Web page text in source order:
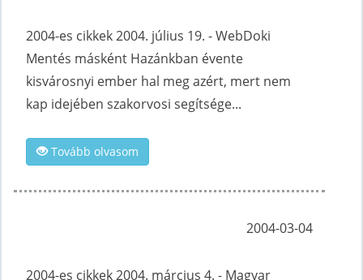
2004-es cikkek 2004. július 19. - WebDoki
Mentés másként Hazánkban évente
kisvárosnyi ember hal meg azért, mert nem
kap idejében szakorvosi segítsége...
Tovább olvasom
2004-03-04
2004-es cikkek 2004. március 4. - Magyar